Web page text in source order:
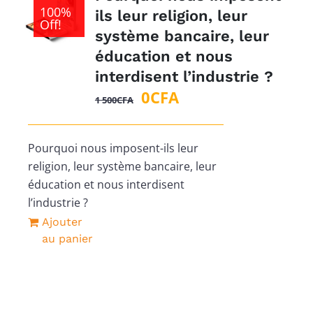
100%
Off!
ils leur religion, leur
système bancaire, leur
éducation et nous
interdisent l’industrie ?
1 500CFA
Le
initial
était :
1
0CFALe
actuel
est :
0CFA.
Pourquoi nous imposent-ils leur
religion, leur système bancaire, leur
éducation et nous interdisent
l’industrie ?
Ajouter
au panier